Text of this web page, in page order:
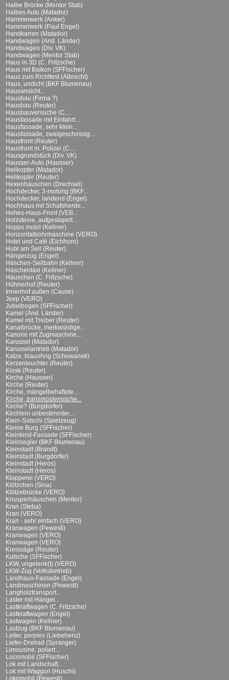
Halbe Brücke (Mentor Stab)
Halbes Auto (Matador)
Hammerwerk (Anker)
Hammerwerk (Paul Engel)
Handkarren (Matador)
Handwagen (And. Länder)
Handwagen (Div. VK)
Handwagen (Mentor Stab)
Haus in 3D (C. Fritzsche)
Haus mit Balkon (SFFischer)
Haus zum Richtfest (Albrecht)
Haus, undicht (BKF Blumenau)
Hausansicht...
Hausbau (Firma ?)
Hausbau (Reuter)
Hausbauversuche (C....
Hausfassade mit Einfahrt...
Hausfassade, sehr klein...
Hausfassade, zweigeschossig...
Hausfront (Reuter)
Hausfront m. Polizei (C....
Hausgrundstück (Div. VK)
Hausser-Auto (Hausser)
Helikopter (Matador)
Helikopter (Reuter)
Hexenhäuschen (Drechsel)
Hochdecker, 3-motorig (BKF...
Hochdecker, landend (Engel)
Hochhaus mit Schafsherde...
Hohes-Haus-Front (VEB...
Holzsteine, aufgestapelt...
Hopps mobil (Kellner)
Horizontalbohrmaschine (VERO)
Hotel und Café (Eichhorn)
Hubi am Seil (Reuter)
Hängerzug (Engel)
Häschen-Seilbahn (Kellner)
Häschentaxi (Kellner)
Häuschen (C. Fritzsche)
Hühnerhof (Reuter)
Innenhof außen (Cause)
Jeep (VERO)
Jubelbogen (SFFischer)
Kamel (And. Länder)
Kamel mit Treiber (Reuter)
Kanalbrücke, merkwürdige...
Kanone mit Zugmaschine...
Karussel (Matador)
Karusselantrieb (Matador)
Katze, blauohrig (Schowanek)
Kerzenleuchter (Reuter)
Kiosk (Reuter)
Kirche (Hausser)
Kirche (Reuter)
Kirche, mängelbehaftete...
Kirche, transmoslemische...
Kirche? (Burgdorfer)
Kirchlein unbestimmter...
Klein-Sotschi (Spielzeug)
Kleine Burg (SFFischer)
Kleinkind-Fassade (SFFischer)
Kleinsegler (BKF Blumenau)
Kleinstadt (Brandt)
Kleinstadt (Burgdorfer)
Kleinstadt (Heros)
Kleinstadt (Heros)
Klopperei (VERO)
Klötzchen (Sina)
Klötzebrücke (VERO)
Knusperhäuschen (Mentor)
Kran (Steba)
Kran (VERO)
Kran - sehr einfach (VERO)
Kranwagen (Pewesti)
Kranwagen (VERO)
Kranwagen (VERO)
Kreissäge (Reuter)
Kutsche (SFFischer)
LKW, ungelenk(t) (VERO)
LKW-Zug (Volksbetrieb)
Landhaus-Fassade (Engel)
Landmaschinen (Pewesti)
Langholztransport...
Laster mit Hänger...
Lastkraftwagen (C. Fritzsche)
Lastkraftwagen (Engel)
Lastwagen (Kellner)
Lastzug (BKF Blumenau)
Leiter, perplex (Liebehenz)
Liefer-Dreirad (Spranger)
Limousine, poliert...
Locomobil (SFFischer)
Lok mit Landschaft...
Lok mit Waggon (Huschi)
Lokomobil (Pewesti)